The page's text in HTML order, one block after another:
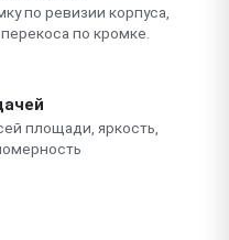
по ревизии корпуса,
по кромке.
площади, яркость,